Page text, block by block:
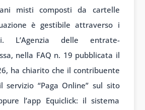
misti composti da cartelle
è gestibile attraverso i
L’Agenzia delle entrate-
nella FAQ n. 19 pubblicata il
ha chiarito che il contribuente
servizio “Paga Online” sul sito
l’app Equiclick: il sistema